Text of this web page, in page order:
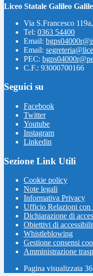
Liceo Statale Galileo
Via S.Francesco
Tel: 0363 54400
Email:
Email:
PEC:
C.F.: 93000700166
Seguici su
Facebook
Twitter
Youtube
Instagram
Linkedin
Sezione Link Utili
Cookie policy
Note legali
Informativa Privacy
Ufficio Relazioni con
Dichiarazione di
Obiettivi di
Whistleblowing
Gestione consensi
Amministrazione
Pagina visualizzata